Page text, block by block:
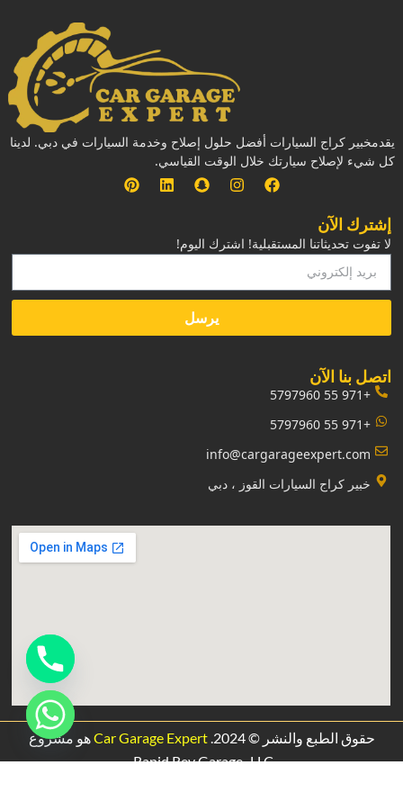
يقدمخبير كراج السيارات أفضل حلول إصلاح وخدمة السيارات في دبي. لدينا
كل شيء لإصلاح سيارتك خلال الوقت القياسي.
إشترك الآن
لا تفوت تحديثاتنا المستقبلية! اشترك اليوم!
يرسل
‏اتصل بنا الآن‏
+971 55 5797960
+971 55 5797960
info@cargarageexpert.com
‏خبير كراج السيارات القوز ، دبي‏
حقوق الطبع والنشر © 2024. Car Garage Expertهو مشروع
Rapid Rev Garage،LLC
.